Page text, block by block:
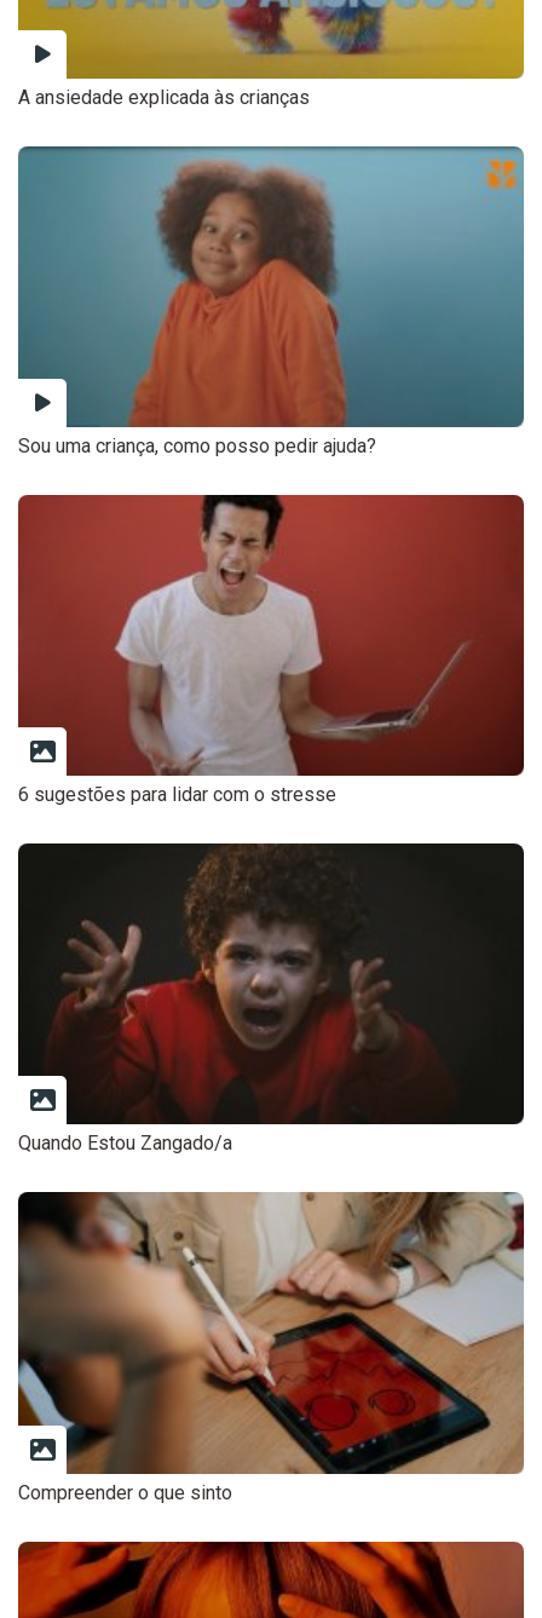
A ansiedade explicada às crianças
Sou uma criança, como posso pedir ajuda?
6 sugestões para lidar com o stresse
Quando Estou Zangado/a
Compreender o que sinto